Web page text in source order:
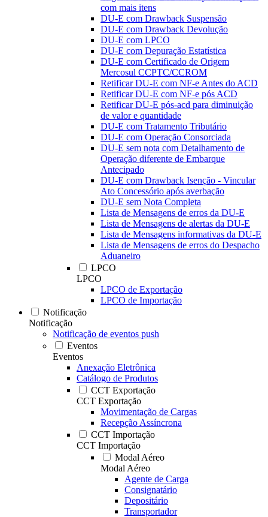
com mais itens
DU-E com Drawback Suspensão
DU-E com Drawback Devolução
DU-E com LPCO
DU-E com Depuração Estatística
DU-E com Certificado de Origem
Mercosul CCPTC/CCROM
Retificar DU-E com NF-e Antes do ACD
Retificar DU-E com NF-e pós ACD
Retificar DU-E pós-acd para diminuição
de valor e quantidade
DU-E com Tratamento Tributário
DU-E com Operação Consorciada
DU-E sem nota com Detalhamento de
Operação diferente de Embarque
Antecipado
DU-E com Drawback Isenção - Vincular
Ato Concessório após averbação
DU-E sem Nota Completa
Lista de Mensagens de erros da DU-E
Lista de Mensagens de alertas da DU-E
Lista de Mensagens informativas da DU-E
Lista de Mensagens de erros do Despacho
Aduaneiro
LPCO
LPCO
LPCO de Exportação
LPCO de Importação
Notificação
Notificação
Notificação de eventos push
Eventos
Eventos
Anexação Eletrônica
Catálogo de Produtos
CCT Exportação
CCT Exportação
Movimentação de Cargas
Recepção Assíncrona
CCT Importação
CCT Importação
Modal Aéreo
Modal Aéreo
Agente de Carga
Consignatário
Depositário
Transportador